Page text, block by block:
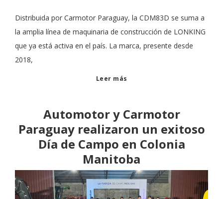
Distribuida por Carmotor Paraguay, la CDM83D se suma a
la amplia línea de maquinaria de construcción de LONKING
que ya está activa en el país. La marca, presente desde
2018,
Leer más
Automotor y Carmotor
Paraguay realizaron un exitoso
Día de Campo en Colonia
Manitoba